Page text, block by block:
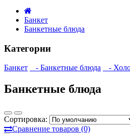
Банкет
Банкетные блюда
Категории
Банкет - Банкетные блюда -
Банкетные блюда
Сортировка:
Сравнение товаров (0)